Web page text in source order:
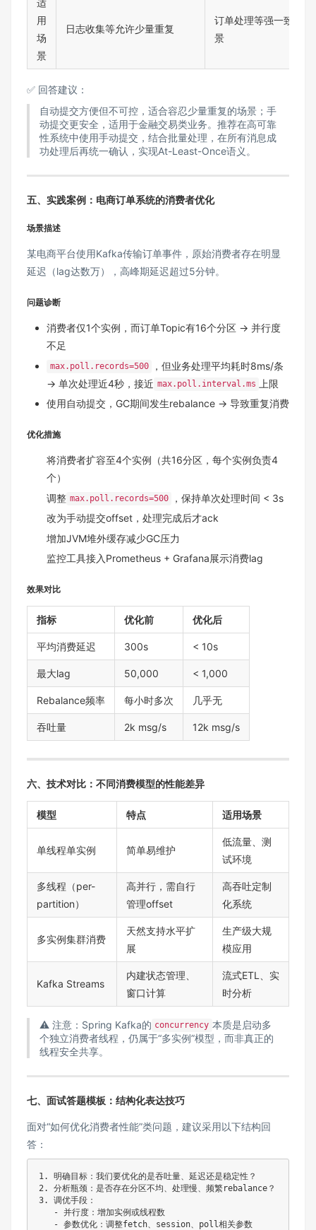
用
场
景
日志收集等允许少量重复
订单处理等强一致性场
景
✅ 回答建议：
自动提交方便但不可控，适合容忍少量重复的场景；手
动提交更安全，适用于金融交易类业务。推荐在高可靠
性系统中使用手动提交，结合批量处理，在所有消息成
功处理后再统一确认，实现At-Least-Once语义。
五、实践案例：电商订单系统的消费者优化
场景描述
某电商平台使用Kafka传输订单事件，原始消费者存在明显
延迟（lag达数万），高峰期延迟超过5分钟。
问题诊断
消费者仅1个实例，而订单Topic有16个分区 → 并行度
不足
max.poll.records=500
，但业务处理平均耗时8ms/条
→ 单次处理近4秒，接近 max.poll.interval.ms
上限
使用自动提交，GC期间发生rebalance → 导致重复消费
优化措施
将消费者扩容至4个实例（共16分区，每个实例负责4
个）
调整 max.poll.records=500
，保持单次处理时间 < 3s
改为手动提交offset，处理完成后才ack
增加JVM堆外缓存减少GC压力
监控工具接入Prometheus + Grafana展示消费lag
效果对比
指标 优化前 优化后
平均消费延迟 300s < 10s
最大lag 50,000 < 1,000
Rebalance频率 每小时多次 几乎无
吞吐量 2k msg/s 12k msg/s
六、技术对比：不同消费模型的性能差异
模型 特点 适用场景
单线程单实例 简单易维护
低流量、测
试环境
多线程（per-
partition）
高并行，需自行
管理offset
高吞吐定制
化系统
多实例集群消费
天然支持水平扩
展
生产级大规
模应用
Kafka Streams
内建状态管理、
窗口计算
流式ETL、实
时分析
⚠️ 注意：Spring Kafka的 concurrency 本质是启动多
个独立消费者线程，仍属于“多实例”模型，而非真正的
线程安全共享。
七、面试答题模板：结构化表达技巧
面对“如何优化消费者性能”类问题，建议采用以下结构回
答：
1. 明确目标：我们要优化的是吞吐量、延迟还是稳定性？
2. 分析瓶颈：是否存在分区不均、处理慢、频繁rebalance？
3. 调优手段：
   - 并行度：增加实例或线程数
   - 参数优化：调整fetch、session、poll相关参数